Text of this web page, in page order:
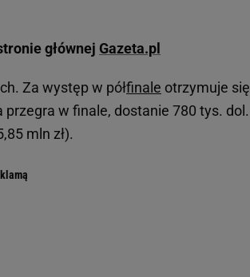
głównej Gazeta.pl
Za występ w półfinale otrzymuje się
w finale, dostanie 780 tys. dol.
mln zł).